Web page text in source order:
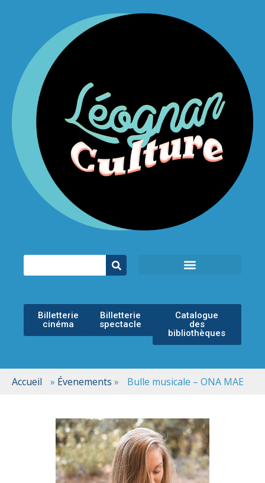
Billetterie
cinéma
Billetterie
spectacle
Catalogue
des
bibliothèques
Accueil » Évenements » Bulle musicale – ONA MAE